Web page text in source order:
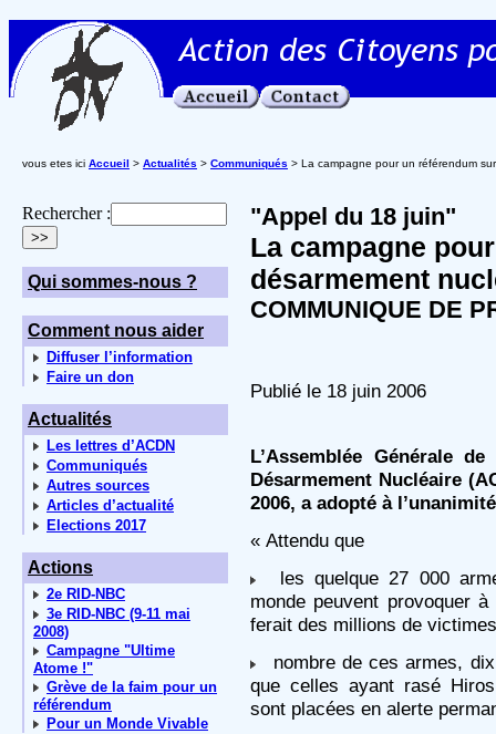
vous etes ici Accueil > Actualités > Communiqués > La campagne pour un référendum
Rechercher :
Qui sommes-nous ?
Comment nous aider
Diffuser l’information
Faire un don
Actualités
Les lettres d’ACDN
Communiqués
Autres sources
Articles d’actualité
Elections 2017
Actions
2e RID-NBC
3e RID-NBC (9-11 mai
2008)
Campagne "Ultime
Atome !"
Grève de la faim pour un
référendum
Pour un Monde Vivable
"Appel du 18 juin"
La campagne
désarmement
COMMUNIQUE DE
Publié le 18 juin 2006
L’Assemblée Générale
Désarmement Nucléaire
2006, a adopté à
« Attendu que
les quelque 27 000
monde peuvent provoquer
ferait des millions de
nombre de ces armes,
que celles ayant rasé
sont placées en alerte